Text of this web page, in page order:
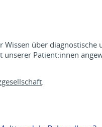
über diagnostische
Patient:innen